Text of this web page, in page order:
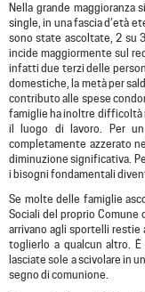
Nella grande
single, in una fascia d’età
sono state ascoltate, 2 su
incide maggiormente sul
infatti due terzi delle
domestiche, la metà per
contributo alle spese
famiglie ha inoltre difficoltà
il luogo di lavoro. Per
completamente azzerato
diminuzione significativa.
i bisogni fondamentali
Se molte delle famiglie
Sociali del proprio Comune
arrivano agli sportelli restie
toglierlo a qualcun altro.
lasciate sole a scivolare in
segno di comunione.